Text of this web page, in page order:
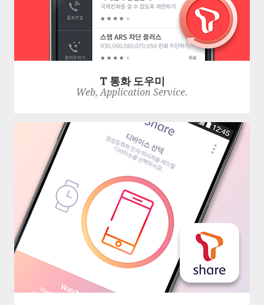
T 통화 도우미
Web, Application Service.